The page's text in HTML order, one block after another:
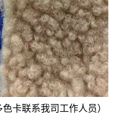
卡联系我司工作人员）